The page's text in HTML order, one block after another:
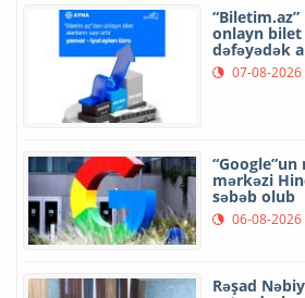
onlayn bilet
dəfəyədək
07-08-2026
mərkəzi
səbəb olub
06-08-2026
Rəşad